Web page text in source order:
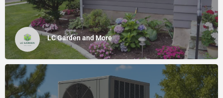
LC Garden and More